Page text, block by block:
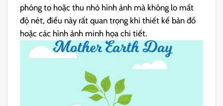
phóng to hoặc thu nhỏ hình ảnh mà không lo mất
độ nét, điều này rất quan trọng khi thiết kế bản đồ
hoặc các hình ảnh minh họa chi tiết.